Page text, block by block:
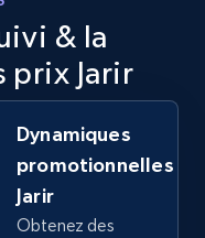
Commencer
products by
and
& la
prix Jarir
Dynamiques
promotionnelles
Jarir
Obtenez des